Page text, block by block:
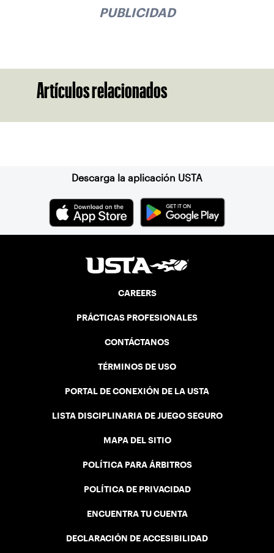
PUBLICIDAD
Artículos relacionados
Descarga la aplicación USTA
CAREERS
PRÁCTICAS PROFESIONALES
CONTÁCTANOS
TÉRMINOS DE USO
PORTAL DE CONEXIÓN DE LA USTA
LISTA DISCIPLINARIA DE JUEGO SEGURO
MAPA DEL SITIO
POLÍTICA PARA ÁRBITROS
POLÍTICA DE PRIVACIDAD
ENCUENTRA TU CUENTA
DECLARACIÓN DE ACCESIBILIDAD